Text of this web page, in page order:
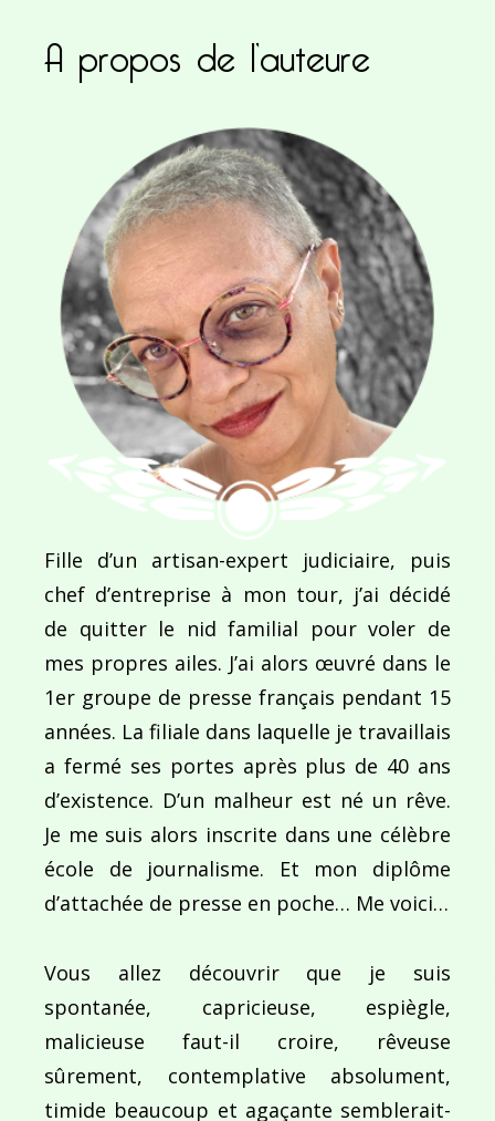
Enregistrer mon nom, mon e-mail et mon site dans le navigateur pour mon prochain commentaire.
Ce site utilise Akismet pour réduire les
commentaires sont traitées.
Navigation
PUBLIÉ DANS
A propos de l’auteure
Fille d’un artisan-expert judiciaire, puis
chef d’entreprise à mon tour, j’ai décidé
de quitter le nid familial pour voler de
mes propres ailes. J’ai alors œuvré dans le
1er groupe de presse français pendant 15
années. La filiale dans laquelle je travaillais
a fermé ses portes après plus de 40 ans
d’existence. D’un malheur est né un rêve.
Je me suis alors inscrite dans une célèbre
école de journalisme. Et mon diplôme
d’attachée de presse en poche… Me voici…
Vous allez découvrir que je suis
spontanée, capricieuse, espiègle,
malicieuse faut-il croire, rêveuse
sûrement, contemplative absolument,
timide beaucoup et agaçante semblerait-